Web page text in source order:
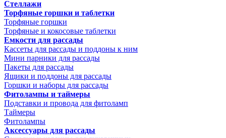
Стеллажи
Торфяные горшки и таблетки
Торфяные горшки
Торфяные и кокосовые таблетки
Емкости для рассады
Кассеты для рассады и поддоны к ним
Мини парники для рассады
Пакеты для рассады
Ящики и поддоны для рассады
Горшки и наборы для рассады
Фитолампы и таймеры
Подставки и провода для фитоламп
Таймеры
Фитолампы
Аксессуары для рассады